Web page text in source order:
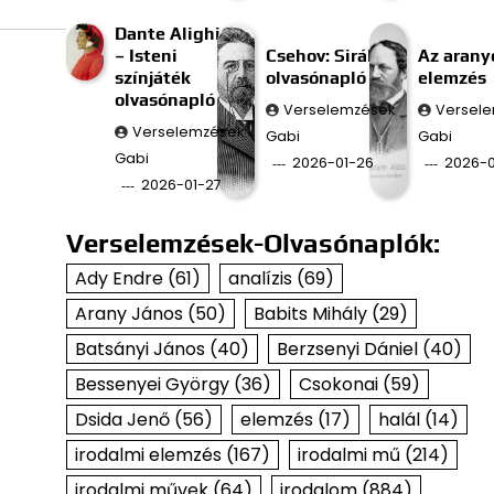
Dante Alighieri
– Isteni
színjáték
olvasónapló
Verselemzések
Gabi
2026-01-27
Csehov: Sirály
olvasónapló
Verselemzések
Gabi
2026-01-26
Az
elemzés
Gabi
2026-
Verselemzések-Olvasónaplók:
Ady Endre(61) analízis(69)
Arany János(50) Babits Mihály(29)
Batsányi János(40) Berzsenyi Dániel(40)
Bessenyei György(36) Csokonai(59)
Dsida Jenő(56) elemzés(17) halál(14)
irodalmi elemzés(167) irodalmi mű (214)